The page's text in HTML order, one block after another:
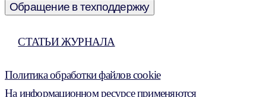
Обращение в техподдержку
СТАТЬИ ЖУРНАЛА
Политика обработки файлов cookie
На информационном ресурсе применяются